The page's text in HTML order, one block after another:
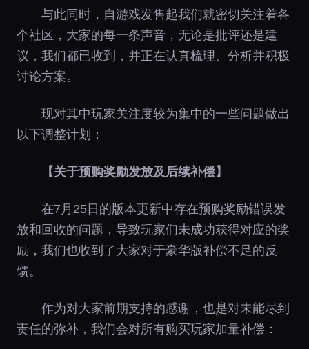
与此同时，自游戏发售起我们就密切关注着各
个社区，大家的每一条声音，无论是批评还是建
议，我们都已收到，并正在认真梳理、分析并积极
讨论方案。
现对其中玩家关注度较为集中的一些问题做出
以下调整计划：
【关于预购奖励发放及后续补偿】
在7月25日的版本更新中存在预购奖励错误发
放和回收的问题，导致玩家们未成功获得对应的奖
励，我们也收到了大家对于豪华版补偿不足的反
馈。
作为对大家前期支持的感谢，也是对未能尽到
责任的弥补，我们会对所有购买玩家加量补偿：